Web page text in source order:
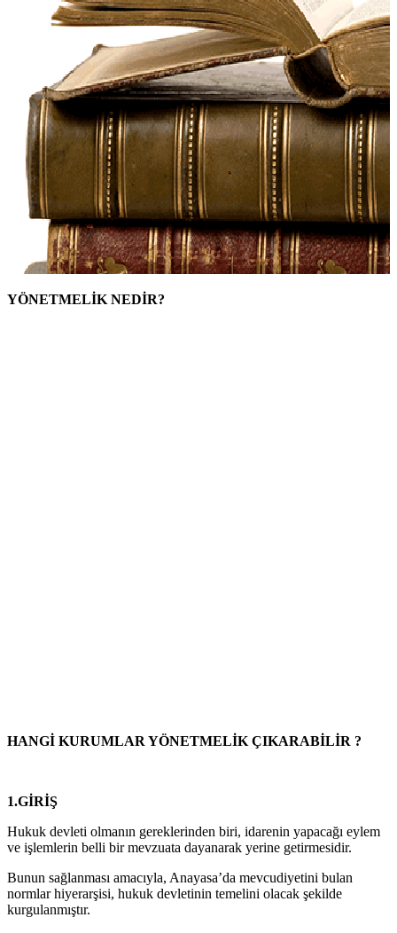
YÖNETMELİK NEDİR?
HANGİ KURUMLAR YÖNETMELİK ÇIKARABİLİR ?
1.GİRİŞ
Hukuk devleti olmanın gereklerinden biri, idarenin yapacağı eylem
ve işlemlerin belli bir mevzuata dayanarak yerine getirmesidir.
Bunun sağlanması amacıyla, Anayasa’da mevcudiyetini bulan
normlar hiyerarşisi, hukuk devletinin temelini olacak şekilde
kurgulanmıştır.